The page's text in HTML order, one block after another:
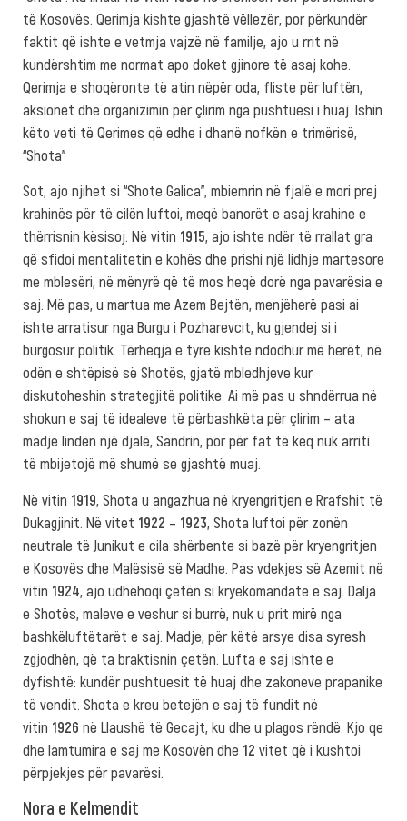
të Kosovës. Qerimja kishte gjashtë vëllezër, por përkundër
faktit që ishte e vetmja vajzë në familje, ajo u rrit në
kundërshtim me normat apo doket gjinore të asaj kohe.
Qerimja e shoqëronte të atin nëpër oda, fliste për luftën,
aksionet dhe organizimin për çlirim nga pushtuesi i huaj. Ishin
këto veti të Qerimes që edhe i dhanë nofkën e trimërisë,
“Shota”
Sot, ajo njihet si “Shote Galica”, mbiemrin në fjalë e mori prej
krahinës për të cilën luftoi, meqë banorët e asaj krahine e
thërrisnin kësisoj. Në vitin 1915, ajo ishte ndër të rrallat gra
që sfidoi mentalitetin e kohës dhe prishi një lidhje martesore
me mblesëri, në mënyrë që të mos heqë dorë nga pavarësia e
saj. Më pas, u martua me Azem Bejtën, menjëherë pasi ai
ishte arratisur nga Burgu i Pozharevcit, ku gjendej si i
burgosur politik. Tërheqja e tyre kishte ndodhur më herët, në
odën e shtëpisë së Shotës, gjatë mbledhjeve kur
diskutoheshin strategjitë politike. Ai më pas u shndërrua në
shokun e saj të idealeve të përbashkëta për çlirim – ata
madje lindën një djalë, Sandrin, por për fat të keq nuk arriti
të mbijetojë më shumë se gjashtë muaj.
Në vitin 1919 , Shota u angazhua në kryengritjen e Rrafshit të
Dukagjinit. Në vitet 1922 – 1923 , Shota luftoi për zonën
neutrale të Junikut e cila shërbente si bazë për kryengritjen
e Kosovës dhe Malësisë së Madhe. Pas vdekjes së Azemit në
vitin 1924 , ajo udhëhoqi çetën si kryekomandate e saj. Dalja
e Shotës, maleve e veshur si burrë, nuk u prit mirë nga
bashkëluftëtarët e saj. Madje, për këtë arsye disa syresh
zgjodhën, që ta braktisnin çetën. Lufta e saj ishte e
dyfishtë: kundër pushtuesit të huaj dhe zakoneve prapanike
të vendit. Shota e kreu betejën e saj të fundit në
vitin 1926 në Llaushë të Gecajt, ku dhe u plagos rëndë. Kjo qe
dhe lamtumira e saj me Kosovën dhe 12 vitet që i kushtoi
përpjekjes për pavarësi.
Nora e Kelmendit